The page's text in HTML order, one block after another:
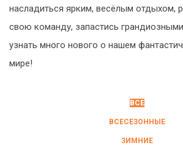
насладиться ярким, весёлым отдыхом,
свою команду, запастись
узнать много нового о нашем
мире!
ВСЕ
ВСЕСЕЗОННЫЕ
ЗИМНИЕ